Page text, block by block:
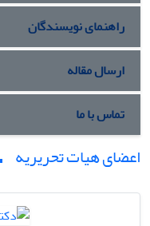
راهنمای نویسندگان
ارسال مقاله
تماس با ما
اعضای هیات تحریریه